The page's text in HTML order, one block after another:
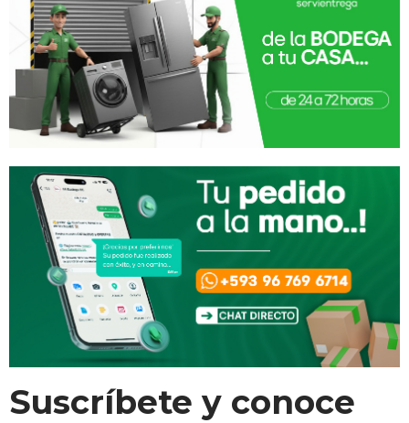
Suscríbete y conoce